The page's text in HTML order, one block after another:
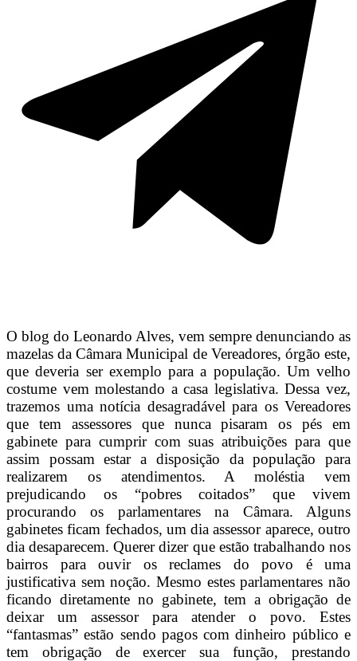
O blog do Leonardo Alves, vem sempre denunciando as
mazelas da Câmara Municipal de Vereadores, órgão este,
que deveria ser exemplo para a população. Um velho
costume vem molestando a casa legislativa. Dessa vez,
trazemos uma notícia desagradável para os Vereadores
que tem assessores que nunca pisaram os pés em
gabinete para cumprir com suas atribuições para que
assim possam estar a disposição da população para
realizarem os atendimentos. A moléstia vem
prejudicando os “pobres coitados” que vivem
procurando os parlamentares na Câmara. Alguns
gabinetes ficam fechados, um dia assessor aparece, outro
dia desaparecem. Querer dizer que estão trabalhando nos
bairros para ouvir os reclames do povo é uma
justificativa sem noção. Mesmo estes parlamentares não
ficando diretamente no gabinete, tem a obrigação de
deixar um assessor para atender o povo. Estes
“fantasmas” estão sendo pagos com dinheiro público e
tem obrigação de exercer sua função, prestando